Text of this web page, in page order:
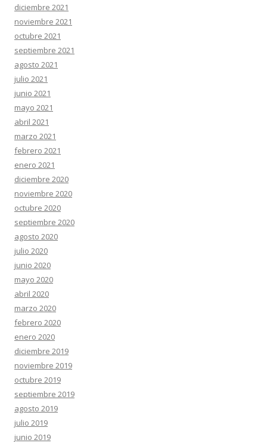
diciembre 2021
noviembre 2021
octubre 2021
septiembre 2021
agosto 2021
julio 2021
junio 2021
mayo 2021
abril 2021
marzo 2021
febrero 2021
enero 2021
diciembre 2020
noviembre 2020
octubre 2020
septiembre 2020
agosto 2020
julio 2020
junio 2020
mayo 2020
abril 2020
marzo 2020
febrero 2020
enero 2020
diciembre 2019
noviembre 2019
octubre 2019
septiembre 2019
agosto 2019
julio 2019
junio 2019